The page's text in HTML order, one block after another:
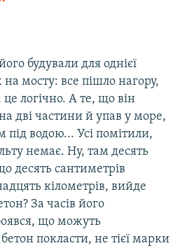
будували для однієї
мосту: все пішло нагору,
логічно. А те, що він
дві частини й упав у море,
водою... Усі помітили,
немає. Ну, там десять
десять сантиметрів
кілометрів, вийде
За часів його
що можуть
покласти, не тієї марки